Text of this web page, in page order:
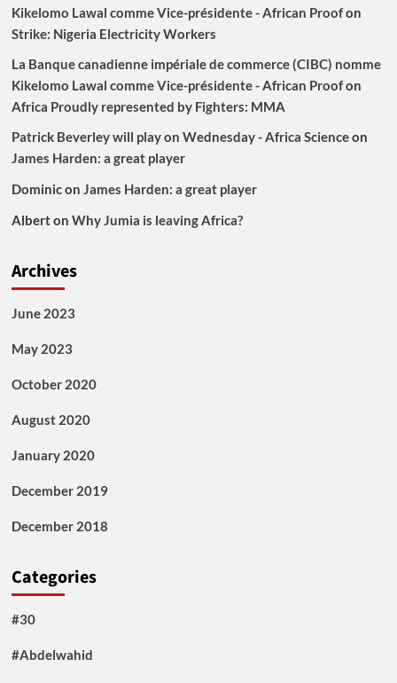
Kikelomo Lawal comme Vice-présidente - African Proofon
Strike: Nigeria Electricity Workers
La Banque canadienne impériale de commerce (CIBC) nomme
Kikelomo Lawal comme Vice-présidente - African Proofon
Africa Proudly represented by Fighters: MMA
Patrick Beverley will play on Wednesday - Africa Scienceon
James Harden: a great player
Dominicon James Harden: a great player
Alberton Why Jumia is leaving Africa?
Archives
June 2023
May 2023
October 2020
August 2020
January 2020
December 2019
December 2018
Categories
#30
#Abdelwahid